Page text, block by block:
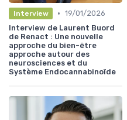
Interview • 19/01/2026
Interview de Laurent Buord
de Renact : Une nouvelle
approche du bien-être
approche autour des
neurosciences et du
Système Endocannabinoïde